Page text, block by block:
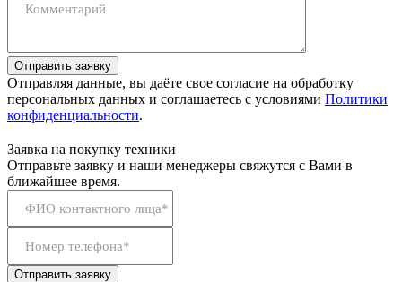
Комментарий
Отправить заявку
Отправляя данные, вы даёте свое согласие на обработку
персональных данных и соглашаетесь с условиями Политики
конфиденциальности.
Заявка на покупку техники
Отправьте заявку и наши менеджеры свяжутся с Вами в
ближайшее время.
ФИО контактного лица*
Номер телефона*
Отправить заявку